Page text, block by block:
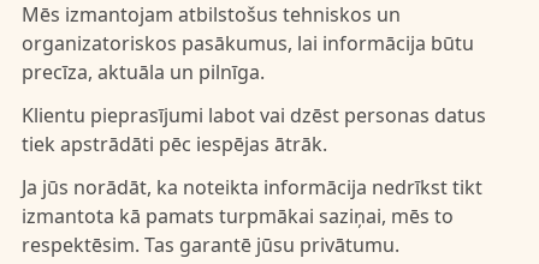
Mēs izmantojam atbilstošus tehniskos un
organizatoriskos pasākumus, lai informācija būtu
precīza, aktuāla un pilnīga.
Klientu pieprasījumi labot vai dzēst personas datus
tiek apstrādāti pēc iespējas ātrāk.
Ja jūs norādāt, ka noteikta informācija nedrīkst tikt
izmantota kā pamats turpmākai saziņai, mēs to
respektēsim. Tas garantē jūsu privātumu.